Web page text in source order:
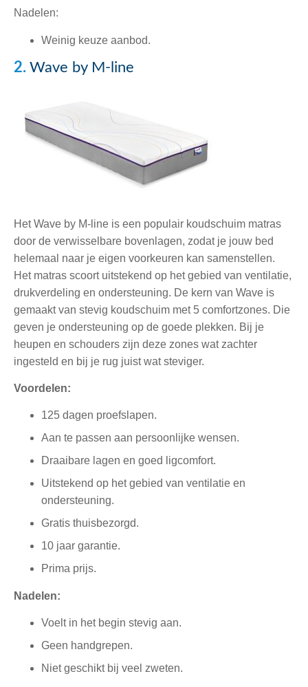
Nadelen:
Weinig keuze aanbod.
2. Wave by M-line
Het Wave by M-line is een populair koudschuim matras
door de verwisselbare bovenlagen, zodat je jouw bed
helemaal naar je eigen voorkeuren kan samenstellen.
Het matras scoort uitstekend op het gebied van ventilatie,
drukverdeling en ondersteuning. De kern van Wave is
gemaakt van stevig koudschuim met 5 comfortzones. Die
geven je ondersteuning op de goede plekken. Bij je
heupen en schouders zijn deze zones wat zachter
ingesteld en bij je rug juist wat steviger.
Voordelen:
125 dagen proefslapen.
Aan te passen aan persoonlijke wensen.
Draaibare lagen en goed ligcomfort.
Uitstekend op het gebied van ventilatie en
ondersteuning.
Gratis thuisbezorgd.
10 jaar garantie.
Prima prijs.
Nadelen:
Voelt in het begin stevig aan.
Geen handgrepen.
Niet geschikt bij veel zweten.